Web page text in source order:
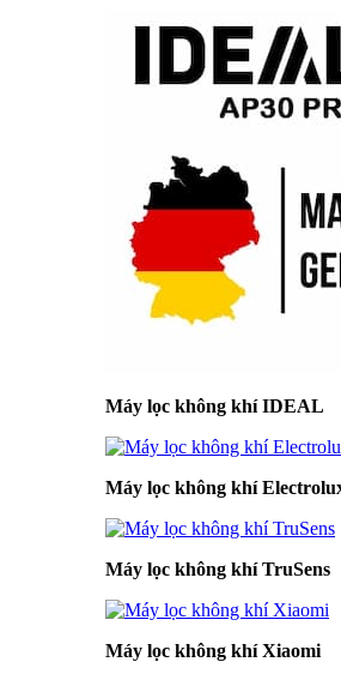
Máy lọc không khí IDEAL
Máy lọc không khí
Máy lọc không khí TruSens
Máy lọc không khí Xiaomi